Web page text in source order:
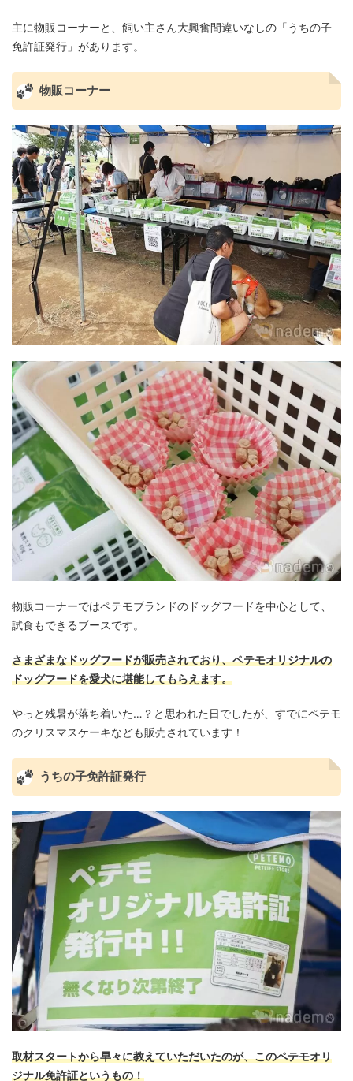
主に物販コーナーと、飼い主さん大興奮間違いなしの「うちの子
免許証発行」があります。
物販コーナー
物販コーナーではペテモブランドのドッグフードを中心として、
試食もできるブースです。
さまざまなドッグフードが販売されており、ペテモオリジナルの
ドッグフードを愛犬に堪能してもらえます。
やっと残暑が落ち着いた…？と思われた日でしたが、すでにペテモ
のクリスマスケーキなども販売されています！
うちの子免許証発行
取材スタートから早々に教えていただいたのが、このペテモオリ
ジナル免許証というもの！